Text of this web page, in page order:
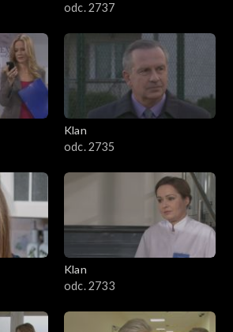
odc. 2737
Klan
odc. 2735
Klan
odc. 2733